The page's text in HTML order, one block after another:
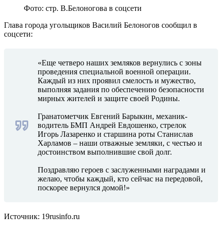
Фото: стр. В.Белоногова в соцсети
Глава города угольщиков Василий Белоногов сообщил в
соцсети:
«Еще четверо наших земляков вернулись с зоны
проведения специальной военной операции.
Каждый из них проявил смелость и мужество,
выполняя задания по обеспечению безопасности
мирных жителей и защите своей Родины.
Гранатометчик Евгений Барыкин, механик-
водитель БМП Андрей Евдошенко, стрелок
Игорь Лазаренко и старшина роты Станислав
Харламов – наши отважные земляки, с честью и
достоинством выполнившие свой долг.
Поздравляю героев с заслуженными наградами и
желаю, чтобы каждый, кто сейчас на передовой,
поскорее вернулся домой!»
Источник: 19rusinfo.ru